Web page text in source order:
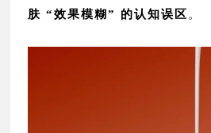
肤 “效果模糊” 的认知误区 。